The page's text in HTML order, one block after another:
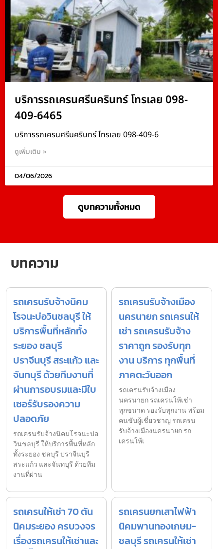
บริการรถเครนศรีนครินทร์ โทรเลย 098-
409-6465
บริการรถเครนศรีนครินทร์ โทรเลย 098-409-6
ดูเพิ่มเติม »
04/06/2026
ดูบทความทั้งหมด
บทความ
รถเครนรับจ้างนิคม
โรจนะบ่อวินชลบุรี ให้
บริการพื้นที่หลักทั้ง
ระยอง ชลบุรี
ปราจีนบุรี สระแก้ว และ
จันทบุรี ด้วยทีมงานที่
ผ่านการอบรมและมีใบ
เซอร์รับรองความ
ปลอดภัย
รถเครนรับจ้างนิคมโรจนะบ่อ
วินชลบุรี ให้บริการพื้นที่หลัก
ทั้งระยอง ชลบุรี ปราจีนบุรี
สระแก้ว และจันทบุรี ด้วยทีม
งานที่ผ่าน
รถเครนรับจ้างเมือง
นครนายก รถเครนให้
เช่า รถเครนรับจ้าง
ราคาถูก รองรับทุก
งาน บริการ ทุกพื้นที่
ภาคตะวันออก
รถเครนรับจ้างเมือง
นครนายก รถเครนให้เช่า
ทุกขนาด รองรับทุกงาน พร้อม
คนขับผู้เชี่ยวชาญ รถเครน
รับจ้างเมืองนครนายก รถ
เครนให้เ
รถเครนให้เช่า 70 ตัน
นิคมระยอง ครบวงจร
เรื่องรถเครนให้เช่าและ
รถเครนยกเสาไฟฟ้า
นิคมพานทองเกษม-
ชลบุรี รถเครนให้เช่า